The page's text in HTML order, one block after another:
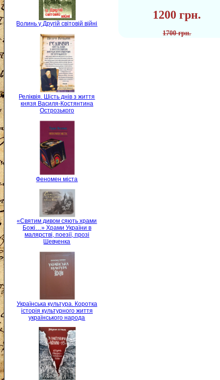
Волинь у Другій світовій війні
Реліквія. Шість днів з життя
князя Василя-Костянтина
Острозького
Феномен міста
«Святим дивом сяють храми
Божі…» Храми України в
малярстві, поезії, прозі
Шевченка
Українська культура. Коротка
історія культурного життя
українського народа
1200 грн.
1700 грн.